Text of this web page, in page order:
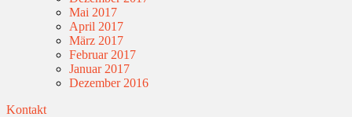
Mai 2017
April 2017
März 2017
Februar 2017
Januar 2017
Dezember 2016
Kontakt